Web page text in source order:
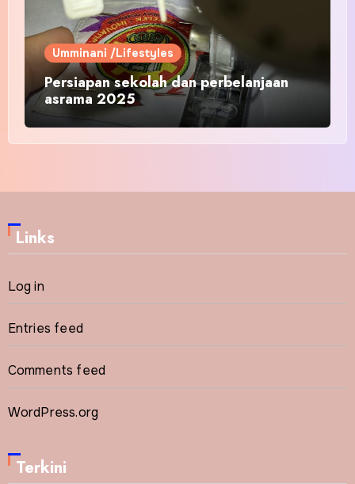
Umminani /Lifestyles
Persiapan sekolah dan perbelanjaan
asrama 2025
Links
Log in
Entries feed
Comments feed
WordPress.org
Terkini